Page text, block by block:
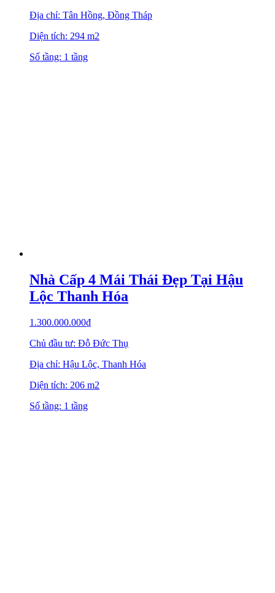
Địa chỉ: Tân Hồng, Đồng Tháp
Diện tích: 294 m2
Số tầng: 1 tầng
Nhà Cấp 4 Mái Thái Đẹp Tại Hậu
Lộc Thanh Hóa
1.300.000.000₫
Chủ đầu tư: Đỗ Đức Thụ
Địa chỉ: Hậu Lộc, Thanh Hóa
Diện tích: 206 m2
Số tầng: 1 tầng